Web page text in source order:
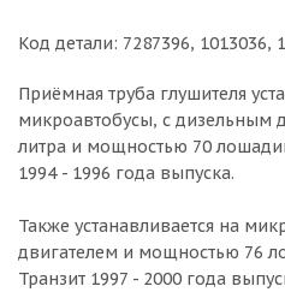
Код детали: 7287396, 1013036,
Приёмная труба глушителя
микроавтобусы, с дизельным
литра и мощностью 70
1994 - 1996 года выпуска.
Также устанавливается на
двигателем и мощностью 76
Транзит 1997 - 2000 года